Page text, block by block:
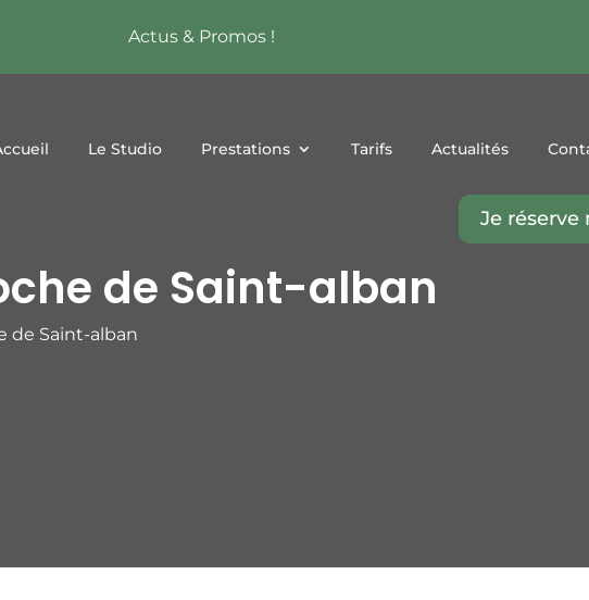
Actus & Promos !
Le Studio Prestations Tarifs Actualités
Je réserve
de Saint-alban
de Saint-alban